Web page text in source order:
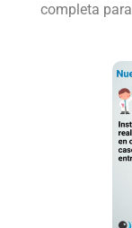
completa